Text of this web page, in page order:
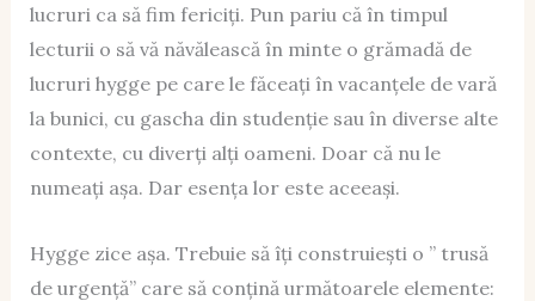
lucruri ca să fim fericiți. Pun pariu că în timpul
lecturii o să vă năvălească în minte o grămadă de
lucruri hygge pe care le făceați în vacanțele de vară
la bunici, cu gascha din studenție sau în diverse alte
contexte, cu diverți alți oameni. Doar că nu le
numeați așa. Dar esența lor este aceeași.
Hygge zice așa. Trebuie să îți construiești o ” trusă
de urgență” care să conțină următoarele elemente: